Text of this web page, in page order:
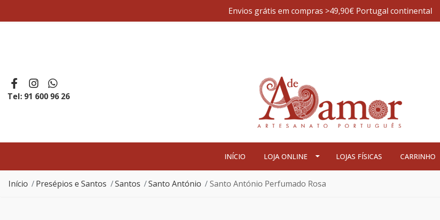
Envios grátis em compras >49,90€ Portugal continental
Tel: 91 600 96 26
INÍCIO LOJA ONLINE LOJAS FÍSICAS CARRINHO
Início Presépios e Santos Santos Santo António Santo António Perfumado Rosa